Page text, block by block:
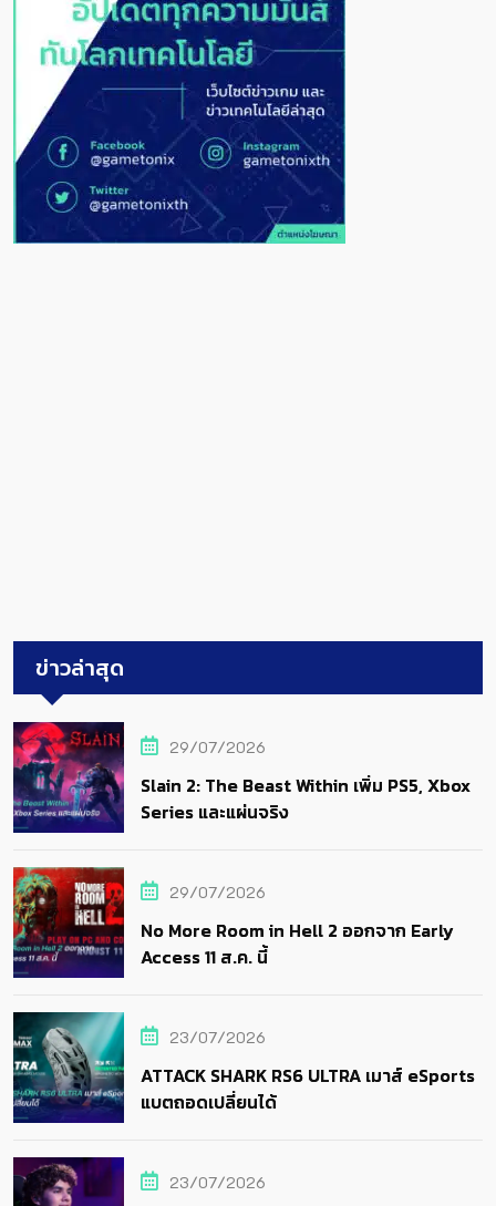
ข่าวล่าสุด
29/07/2026
Slain 2: The Beast Within เพิ่ม PS5, Xbox
Series และแผ่นจริง
29/07/2026
No More Room in Hell 2 ออกจาก Early
Access 11 ส.ค. นี้
23/07/2026
ATTACK SHARK RS6 ULTRA เมาส์ eSports
แบตถอดเปลี่ยนได้
23/07/2026